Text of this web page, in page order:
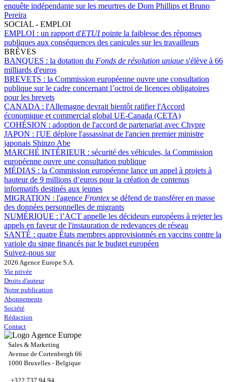
enquête indépendante sur les meurtres de Dom Phillips et Bruno
Pereira
SOCIAL - EMPLOI
EMPLOI : un rapport d'ETUIpointe la faiblesse des réponses
publiques aux conséquences des canicules sur les travailleurs
BRÈVES
BANQUES : la dotation du Fonds de résolution unique s'élève à 66
milliards d'euros
BREVETS : la Commission européenne ouvre une consultation
publique sur le cadre concernant l’octroi de licences obligatoires
pour les brevets
CANADA : l'Allemagne devrait bientôt ratifier l'Accord
économique et commercial global UE-Canada (CETA)
COHÉSION : adoption de l'accord de partenariat avec Chypre
JAPON : l'UE déplore l'assassinat de l'ancien premier ministre
japonais Shinzo Abe
MARCHÉ INTÉRIEUR : sécurité des véhicules, la Commission
européenne ouvre une consultation publique
MÉDIAS : la Commission européenne lance un appel à projets à
hauteur de 9 millions d’euros pour la création de contenus
informatifs destinés aux jeunes
MIGRATION : l'agence Frontex se défend de transférer en masse
des données personnelles de migrants
NUMÉRIQUE : l’ACT appelle les décideurs européens à rejeter les
appels en faveur de l'instauration de redevances de réseau
SANTÉ : quatre États membres approvisionnés en vaccins contre la
variole du singe financés par le budget européen
Suivez-nous sur
2026 Agence Europe S.A.
Vie privée
Droits d'auteur
Notre publication
Abonnements
Société
Rédaction
Contact
Sales & Marketing
Avenue de Cortenbergh 66
1000 Bruxelles - Belgique
+322 737 94 94